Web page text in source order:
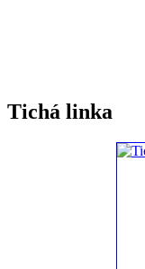
Tichá linka